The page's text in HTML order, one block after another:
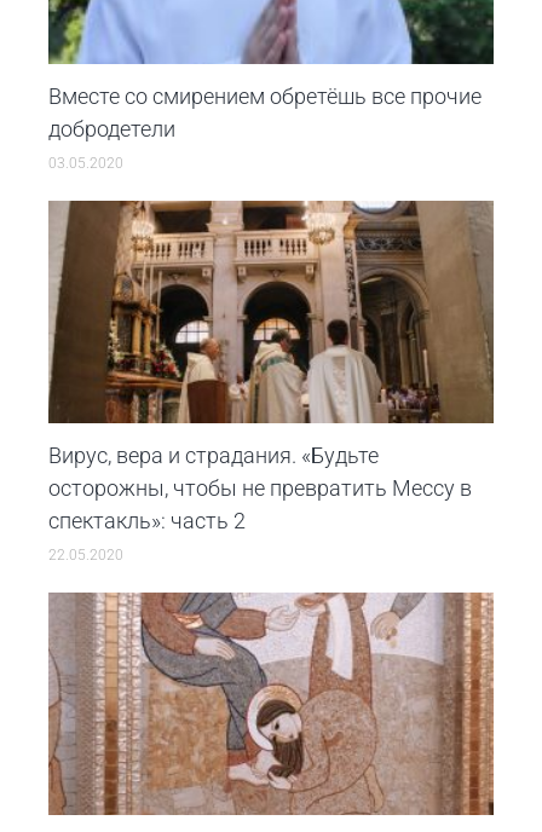
Вместе со смирением обретёшь все прочие
добродетели
03.05.2020
Вирус, вера и страдания. «Будьте
осторожны, чтобы не превратить Мессу в
спектакль»: часть 2
22.05.2020